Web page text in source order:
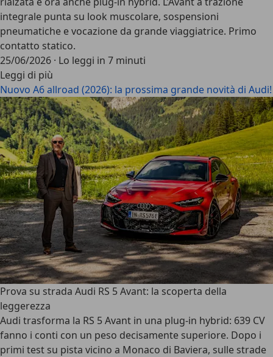
integrale punta su look muscolare, sospensioni
pneumatiche e vocazione da grande viaggiatrice. Primo
contatto statico.
25/06/2026 · Lo leggi in 7 minuti
Leggi di più
Nuovo A6 allroad (2026): la prossima grande novità di Audi!
Prova su strada Audi RS 5 Avant: la scoperta della
leggerezza
Audi trasforma la RS 5 Avant in una plug-in hybrid: 639 CV
fanno i conti con un peso decisamente superiore. Dopo i
primi test su pista vicino a Monaco di Baviera, sulle strade